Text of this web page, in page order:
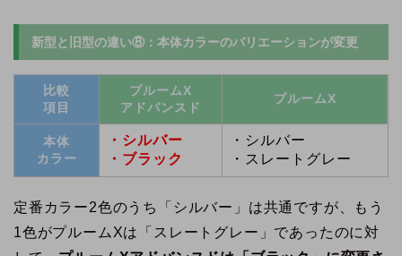
新型と旧型の違い⑧：本体カラーのバリエーションが変更
比較
項目
プルームX
アドバンスド
プルームX
本体
カラー
・シルバー
・ブラック
・シルバー
・スレートグレー
定番カラー2色のうち「シルバー」は共通ですが、もう
1色がプルームXは「スレートグレー」であったのに対